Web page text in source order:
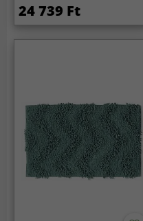
24 739 Ft